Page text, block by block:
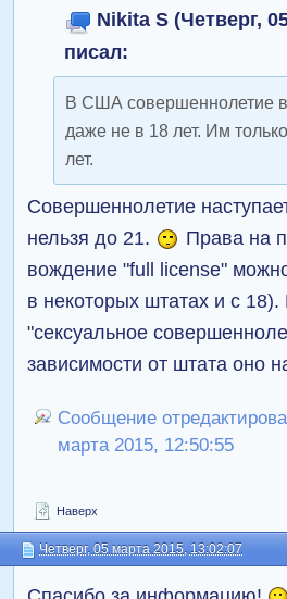
Nikita S (Четверг,
писал:
В США совершеннолетие
даже не в 18 лет. Им
лет.
Совершеннолетие
нельзя до 21.
Права на
вождение "full license"
в некоторых штатах и с
"сексуальное
зависимости от штата оно
Сообщение
марта 2015, 12:50:55
Наверх
Четверг, 05 марта 2015, 13:02:07